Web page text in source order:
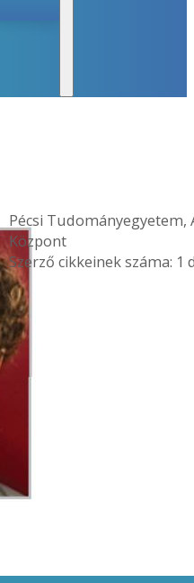
Pécsi
Központ
Szerző cikkeinek száma: 1